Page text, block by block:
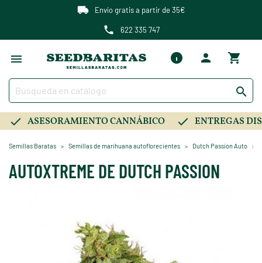
Envío gratis a partir de 35€
622 335 747

ASESORAMIENTO CANNÁBICO ENTREGAS
Semillas Baratas Semillas de marihuana autoflorecientes Dutch Passion Auto
AUTOXTREME DE DUTCH PASSION